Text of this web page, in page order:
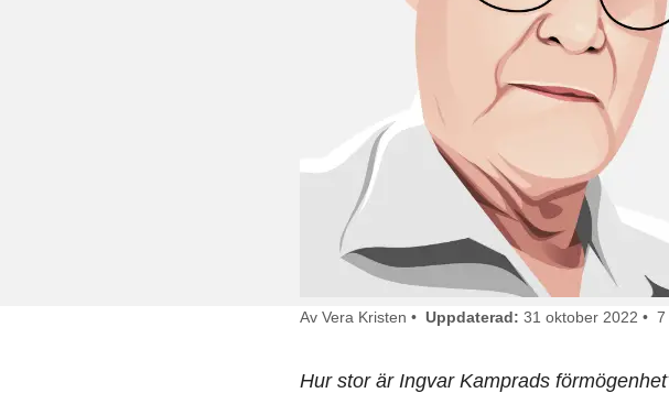
Av Vera Kristen • Uppdaterad: 31 oktober 2022 • 7
Hur stor är Ingvar Kamprads